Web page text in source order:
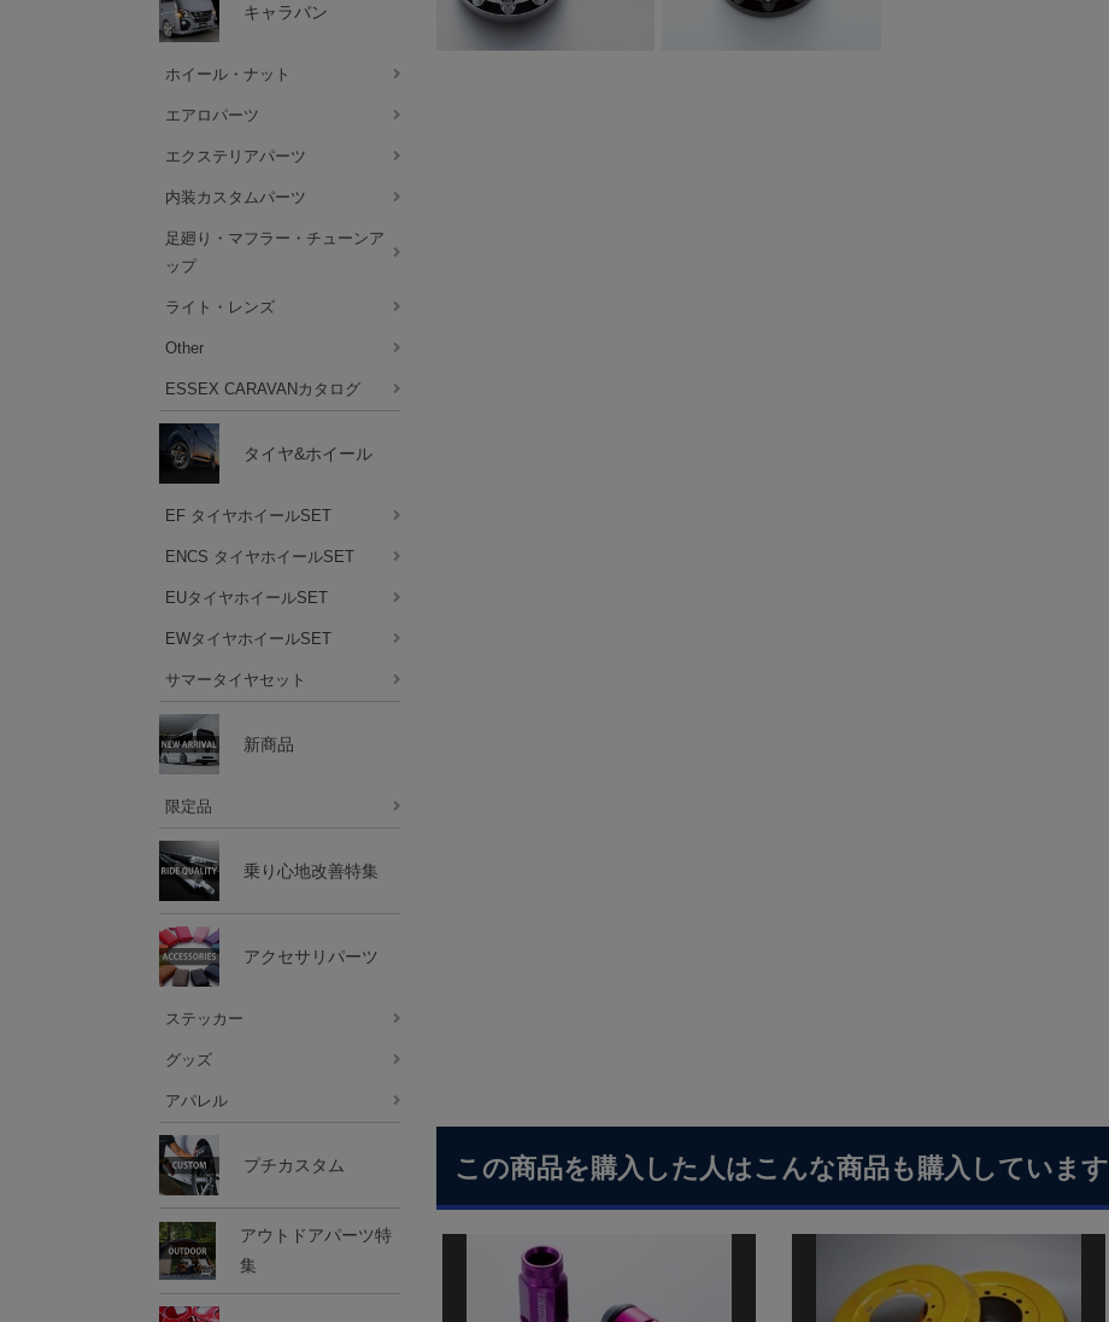
この商品を購入した人はこんな商品も購入しています
キャラバン
ホイール・ナット
エアロパーツ
エクステリアパーツ
内装カスタムパーツ
足廻り・マフラー・チューンア
ップ
ライト・レンズ
Other
ESSEX CARAVANカタログ
タイヤ&ホイール
EF タイヤホイールSET
ENCS タイヤホイールSET
EUタイヤホイールSET
EWタイヤホイールSET
サマータイヤセット
新商品
限定品
乗り心地改善特集
アクセサリパーツ
ステッカー
グッズ
アパレル
プチカスタム
アウトドアパーツ特
集